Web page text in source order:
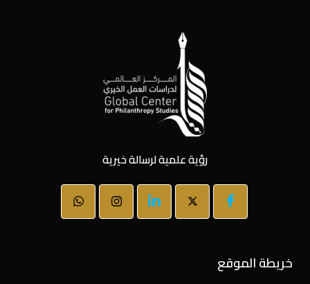
رؤية علمية لرسالة خيرية
خريطة الموقع